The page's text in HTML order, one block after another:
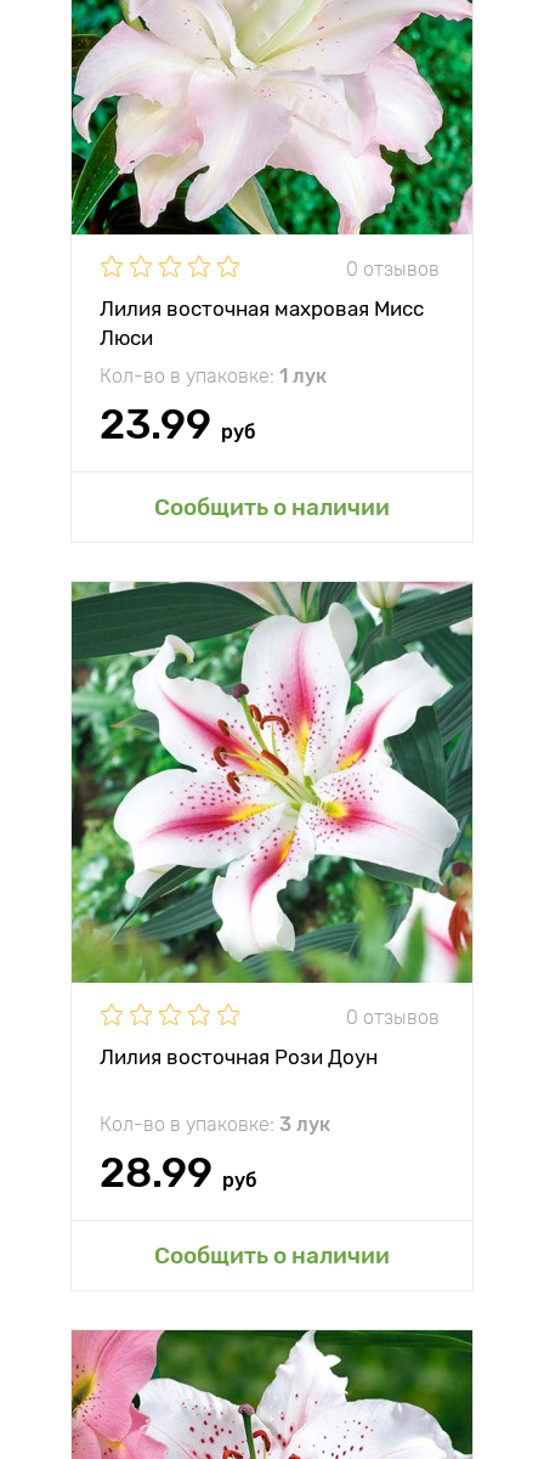
0 отзывов
Лилия восточная махровая Мисс
Люси
Кол-во в упаковке: 1 лук
23.99 руб
Сообщить о наличии
0 отзывов
Лилия восточная Рози Доун
Кол-во в упаковке: 3 лук
28.99 руб
Сообщить о наличии